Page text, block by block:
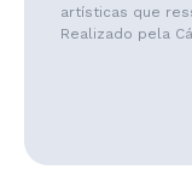
artísticas que
Realizado pela